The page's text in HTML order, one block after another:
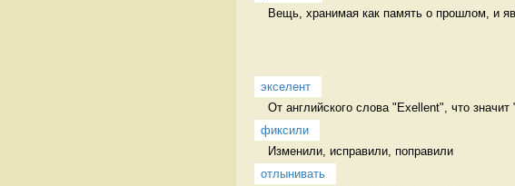
Вещь, хранимая как память о прошлом, и
экселент
От английского слова "Exellent", что
фиксили
Изменили, исправили, поправили
отлынивать